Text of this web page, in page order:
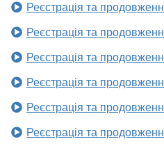
Реєстрація та
Реєстрація та
Реєстрація та
Реєстрація та
Реєстрація та
Реєстрація та